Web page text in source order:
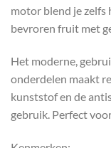
motor blend je zelfs
bevroren fruit met
Het moderne,
onderdelen maakt
kunststof en de
gebruik. Perfect